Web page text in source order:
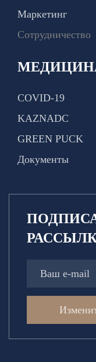
Маркетинг
Сотрудничество
COVID-19
KAZNADC
GREEN PUCK
Документы